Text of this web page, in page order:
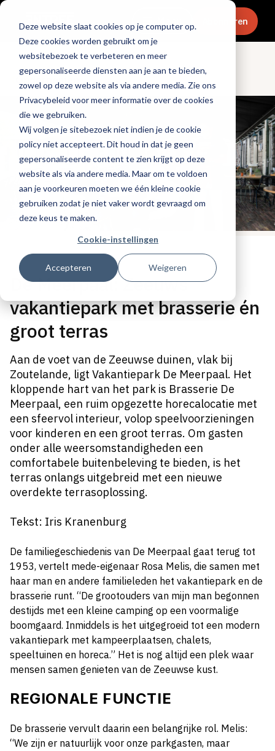
Deze website slaat cookies op je computer op.
Deze cookies worden gebruikt om je
websitebezoek te verbeteren en meer
gepersonaliseerde diensten aan je aan te bieden,
zowel op deze website als via andere media. Zie ons
Privacybeleid voor meer informatie over de cookies
die we gebruiken.
Wij volgen je sitebezoek niet indien je de cookie
policy niet accepteert. Dit houd in dat je geen
gepersonaliseerde content te zien krijgt op deze
website als via andere media. Maar om te voldoen
aan je voorkeuren moeten we één kleine cookie
gebruiken zodat je niet vaker wordt gevraagd om
deze keus te maken.
Cookie-instellingen
Accepteren Weigeren
Menu Abonneren
Ondernemen
Gepubliceerd op: 26 juni 2026
De Meerpaal: Zeeuws
vakantiepark met brasserie én
groot terras
Aan de voet van de Zeeuwse duinen, vlak bij
Zoutelande, ligt Vakantiepark De Meerpaal. Het
kloppende hart van het park is Brasserie De
Meerpaal, een ruim opgezette horecalocatie met
een sfeervol interieur, volop speelvoorzieningen
voor kinderen en een groot terras. Om gasten
onder alle weersomstandigheden een
comfortabele buitenbeleving te bieden, is het
terras onlangs uitgebreid met een nieuwe
overdekte terrasoplossing.
Tekst: Iris Kranenburg
De familiegeschiedenis van De Meerpaal gaat terug tot
1953, vertelt mede-eigenaar Rosa Melis, die samen met
haar man en andere familieleden het vakantiepark en de
brasserie runt. “De grootouders van mijn man begonnen
destijds met een kleine camping op een voormalige
boomgaard. Inmiddels is het uitgegroeid tot een modern
vakantiepark met kampeerplaatsen, chalets,
speeltuinen en horeca.” Het is nog altijd een plek waar
mensen samen genieten van de Zeeuwse kust.
REGIONALE FUNCTIE
De brasserie vervult daarin een belangrijke rol. Melis:
“We zijn er natuurlijk voor onze parkgasten, maar